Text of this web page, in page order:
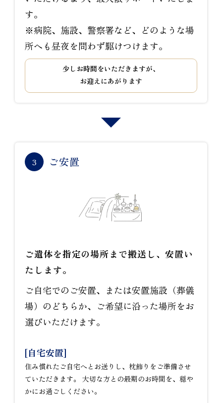
す。
※病院、施設、警察署など、どのような場
所へも昼夜を問わず駆けつけます。
少しお時間をいただきますが、
お迎えにあがります
3 ご安置
ご遺体を指定の場所まで搬送し、安置い
たします。
ご自宅でのご安置、または安置施設（葬儀
場）のどちらか、ご希望に沿った場所をお
選びいただけます。
[自宅安置]
住み慣れたご自宅へとお送りし、枕飾りをご準備させ
ていただきます。 大切な方との最期のお時間を、穏や
かにお過ごしください。